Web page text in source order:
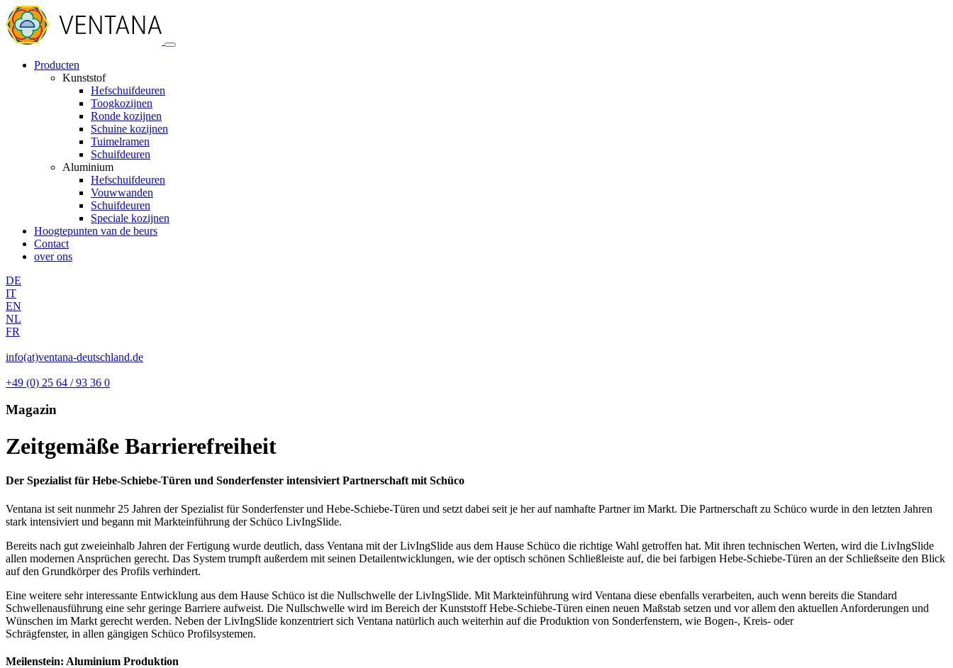
Producten
Kunststof
Hefschuifdeuren
Toogkozijnen
Ronde kozijnen
Schuine kozijnen
Tuimelramen
Schuifdeuren
Aluminium
Hefschuifdeuren
Vouwwanden
Schuifdeuren
Speciale kozijnen
Hoogtepunten van de beurs
Contact
over ons
DE
IT
EN
NL
FR
info(at)ventana-deutschland.de
+49 (0) 25 64 / 93 36 0
Magazin
Zeitgemäße Barrierefreiheit
Der Spezialist für Hebe-Schiebe-Türen und Sonderfenster intensiviert Partnerschaft mit Schüco
Ventana ist seit nunmehr 25 Jahren der Spezialist für Sonderfenster und Hebe-Schiebe-Türen und setzt dabei seit je her auf namhafte Partner im Markt. Die Partnerschaft zu Schüco wurde in den letzten Jahren
stark intensiviert und begann mit Markteinführung der Schüco LivIngSlide.
Bereits nach gut zweieinhalb Jahren der Fertigung wurde deutlich, dass Ventana mit der LivIngSlide aus dem Hause Schüco die richtige Wahl getroffen hat. Mit ihren technischen Werten, wird die LivIngSlide
allen modernen Ansprüchen gerecht. Das System trumpft außerdem mit seinen Detailentwicklungen, wie der optisch schönen Schließleiste auf, die bei farbigen Hebe-Schiebe-Türen an der Schließseite den Blick
auf den Grundkörper des Profils verhindert.
Eine weitere sehr interessante Entwicklung aus dem Hause Schüco ist die Nullschwelle der LivIngSlide. Mit Markteinführung wird Ventana diese ebenfalls verarbeiten, auch wenn bereits die Standard
Schwellenausführung eine sehr geringe Barriere aufweist. Die Nullschwelle wird im Bereich der Kunststoff Hebe-Schiebe-Türen einen neuen Maßstab setzen und vor allem den aktuellen Anforderungen und
Wünschen im Markt gerecht werden. Neben der LivIngSlide konzentriert sich Ventana natürlich auch weiterhin auf die Produktion von Sonderfenstern, wie Bogen-, Kreis- oder
Schrägfenster, in allen gängigen Schüco Profilsystemen.
Meilenstein: Aluminium Produktion